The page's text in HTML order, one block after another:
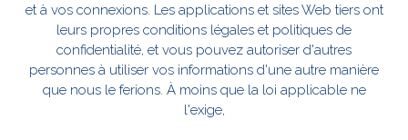
et à vos connexions. Les applications et sites Web tiers ont
leurs propres conditions légales et politiques de
confidentialité, et vous pouvez autoriser d'autres
personnes à utiliser vos informations d'une autre manière
que nous le ferions. À moins que la loi applicable ne
l'exige,